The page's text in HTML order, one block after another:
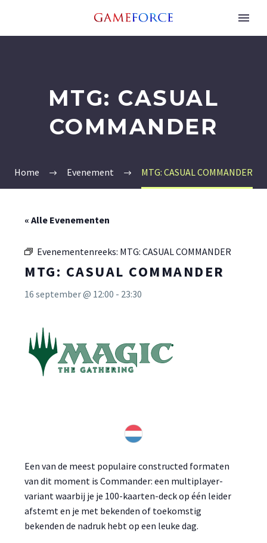
MTG: CASUAL
COMMANDER
Home Evenement MTG: CASUAL COMMANDER
« Alle Evenementen
Evenementenreeks: MTG: CASUAL COMMANDER
MTG: CASUAL COMMANDER
16 september @ 12:00 - 23:30
Een van de meest populaire constructed formaten
van dit moment is Commander: een multiplayer-
variant waarbij je je 100-kaarten-deck op één leider
afstemt en je met bekenden of toekomstig
bekenden de nadruk hebt op een leuke dag.